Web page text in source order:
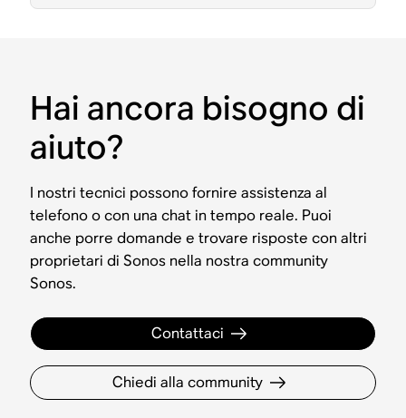
Hai ancora bisogno di
aiuto?
I nostri tecnici possono fornire assistenza al
telefono o con una chat in tempo reale. Puoi
anche porre domande e trovare risposte con altri
proprietari di Sonos nella nostra community
Sonos.
Contattaci
Chiedi alla community